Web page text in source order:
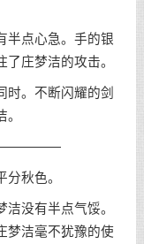
点心急。手的银
庄梦洁的攻击。
。不断闪耀的剑
秋色。
没有半点气馁。
梦洁毫不犹豫的使